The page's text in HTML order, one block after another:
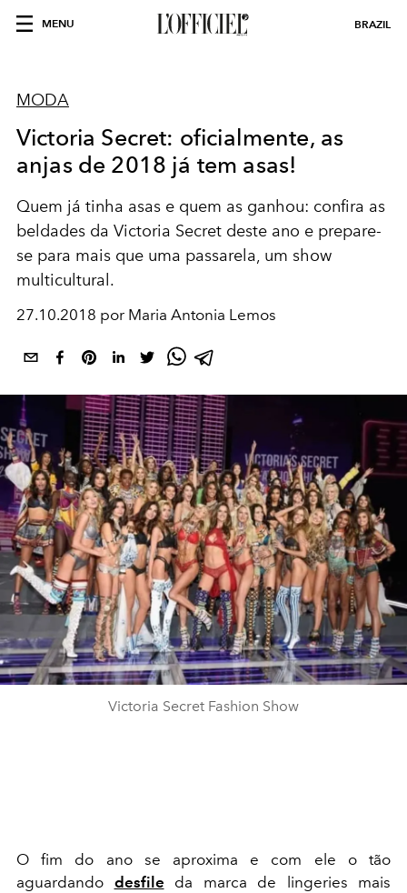
MENU BRAZIL
MODA
Victoria Secret: oficialmente, as
anjas de 2018 já tem asas!
Quem já tinha asas e quem as ganhou: confira as
beldades da Victoria Secret deste ano e prepare-
se para mais que uma passarela, um show
multicultural.
27.10.2018 por Maria Antonia Lemos
Victoria Secret Fashion Show
O fim do ano se aproxima e com ele o tão
aguardando desfile da marca de lingeries mais